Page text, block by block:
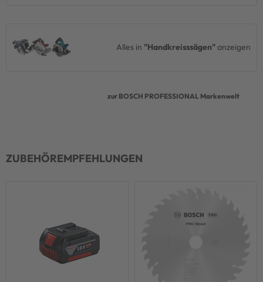
Alles in "Handkreisssägen"anzeigen
zur BOSCH PROFESSIONAL Markenwelt
ZUBEHÖREMPFEHLUNGEN